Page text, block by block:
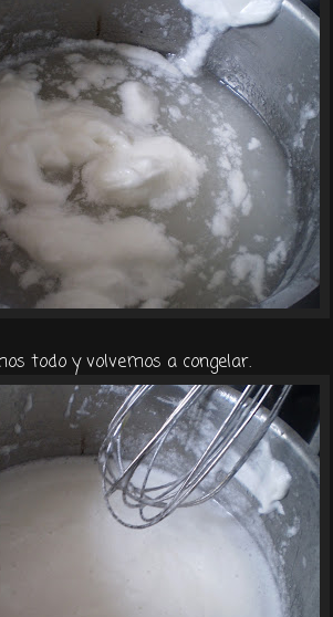
todo y volvemos a congelar.